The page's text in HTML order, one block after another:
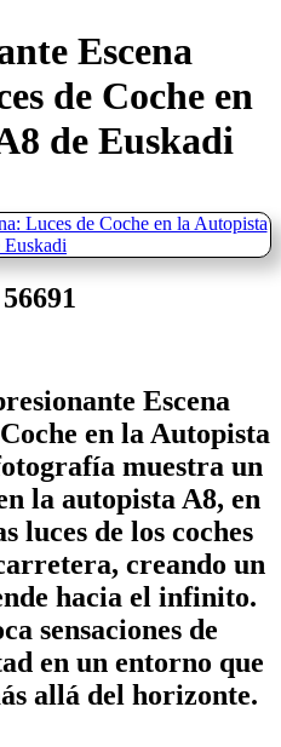
Escena
de Coche en
de Euskadi
Escena
en la Autopista
muestra un
la autopista A8, en
luces de los coches
creando un
hacia el infinito.
sensaciones de
en un entorno que
allá del horizonte.